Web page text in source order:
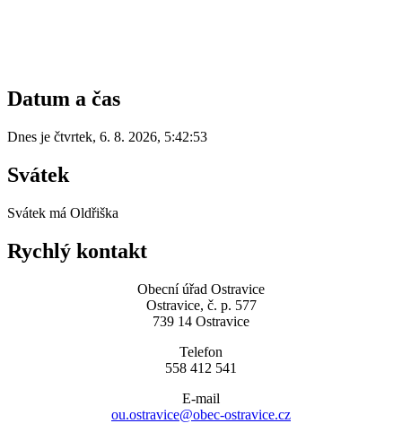
Datum a čas
Dnes je čtvrtek, 6. 8. 2026, 5:42:53
Svátek
Svátek má Oldřiška
Rychlý kontakt
Obecní úřad Ostravice
Ostravice, č. p. 577
739 14 Ostravice
Telefon
558 412 541
E-mail
ou.ostravice@obec-ostravice.cz